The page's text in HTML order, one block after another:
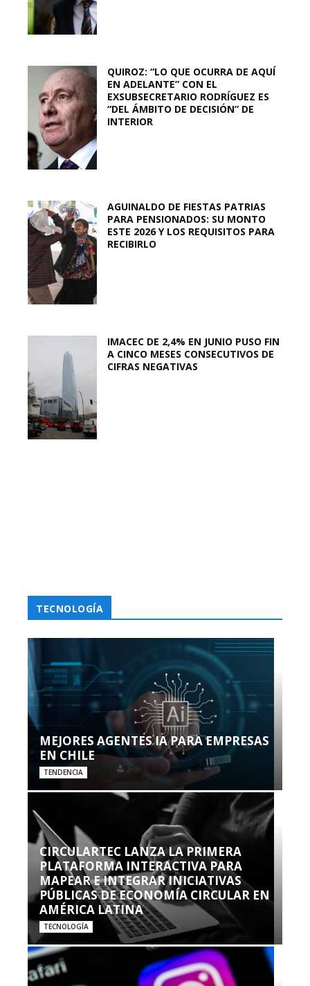
QUIROZ: “LO QUE OCURRA DE AQUÍ
EN ADELANTE” CON EL
EXSUBSECRETARIO RODRÍGUEZ ES
“DEL ÁMBITO DE DECISIÓN” DE
INTERIOR
AGUINALDO DE FIESTAS PATRIAS
PARA PENSIONADOS: SU MONTO
ESTE 2026 Y LOS REQUISITOS PARA
RECIBIRLO
IMACEC DE 2,4% EN JUNIO PUSO FIN
A CINCO MESES CONSECUTIVOS DE
CIFRAS NEGATIVAS
TECNOLOGÍA
MEJORES AGENTES IA PARA EMPRESAS
EN CHILE
TENDENCIA
CIRCULARTEC LANZA LA PRIMERA
PLATAFORMA INTERACTIVA PARA
MAPEAR E INTEGRAR INICIATIVAS
PÚBLICAS DE ECONOMÍA CIRCULAR EN
AMÉRICA LATINA
TECNOLOGÍA